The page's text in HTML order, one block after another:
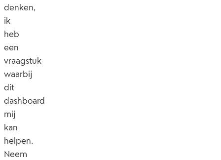
denken,
ik
heb
een
vraagstuk
waarbij
dit
dashboard
mij
kan
helpen.
Neem